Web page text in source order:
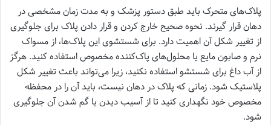
پلاک‌های متحرک باید طبق دستور پزشک و به مدت زمان مشخصی در
دهان قرار گیرند. نحوه صحیح خارج کردن و قرار دادن پلاک برای جلوگیری
از تغییر شکل آن اهمیت دارد. برای شستشوی این پلاک‌ها، از مسواک
نرم و صابون مایع یا محلول‌های پاک‌کننده مخصوص استفاده کنید. هرگز
از آب داغ برای شستشو استفاده نکنید، زیرا می‌تواند باعث تغییر شکل
پلاستیک شود. زمانی که پلاک در دهان نیست، باید آن را در محفظه
مخصوص خود نگهداری کنید تا از آسیب دیدن یا گم شدن آن جلوگیری
شود.